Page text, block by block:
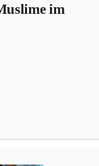
im